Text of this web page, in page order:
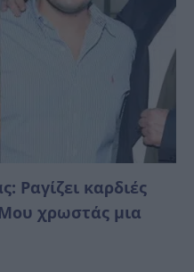
Ραγίζει καρδιές
χρωστάς μια